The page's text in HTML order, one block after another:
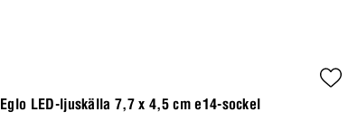
Eglo LED-ljuskälla 7,7 x 4,5 cm e14-sockel